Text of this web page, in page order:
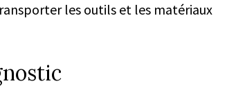
les outils et les matériaux